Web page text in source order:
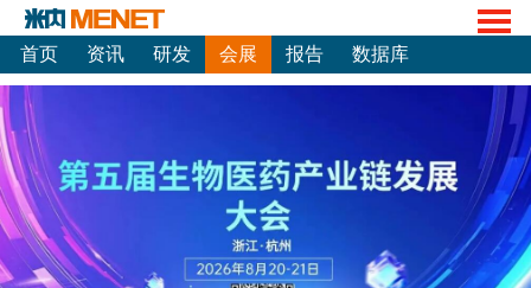
首页 资讯 研发 会展 报告 数据库